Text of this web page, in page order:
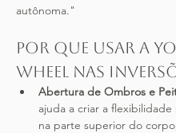
autônoma."
Por que usar a
Wheel nas
Abertura de Ombros e
ajuda a criar a flexibilidade
na parte superior do